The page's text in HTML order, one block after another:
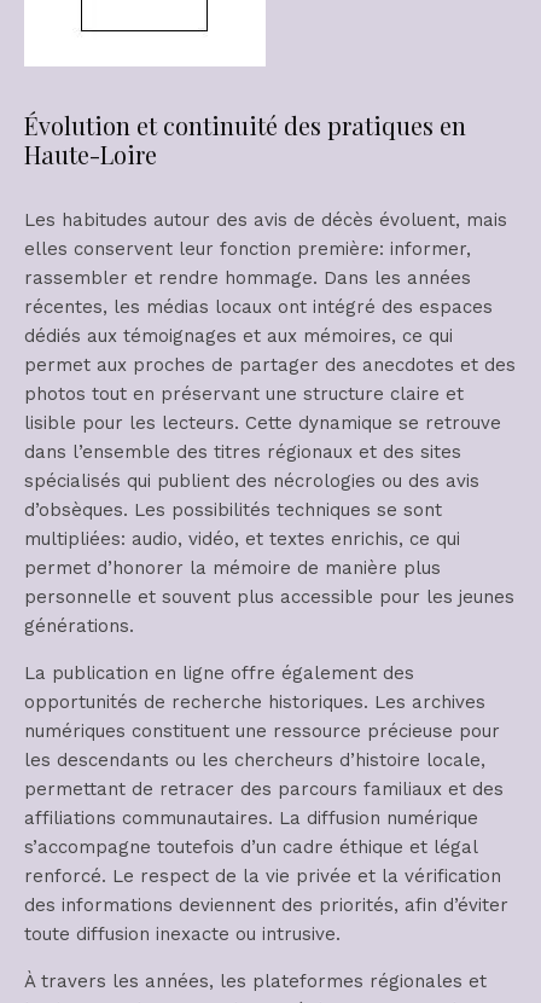
Évolution et continuité des pratiques en
Haute-Loire
Les habitudes autour des avis de décès évoluent, mais
elles conservent leur fonction première: informer,
rassembler et rendre hommage. Dans les années
récentes, les médias locaux ont intégré des espaces
dédiés aux témoignages et aux mémoires, ce qui
permet aux proches de partager des anecdotes et des
photos tout en préservant une structure claire et
lisible pour les lecteurs. Cette dynamique se retrouve
dans l’ensemble des titres régionaux et des sites
spécialisés qui publient des nécrologies ou des avis
d’obsèques. Les possibilités techniques se sont
multipliées: audio, vidéo, et textes enrichis, ce qui
permet d’honorer la mémoire de manière plus
personnelle et souvent plus accessible pour les jeunes
générations.
La publication en ligne offre également des
opportunités de recherche historiques. Les archives
numériques constituent une ressource précieuse pour
les descendants ou les chercheurs d’histoire locale,
permettant de retracer des parcours familiaux et des
affiliations communautaires. La diffusion numérique
s’accompagne toutefois d’un cadre éthique et légal
renforcé. Le respect de la vie privée et la vérification
des informations deviennent des priorités, afin d’éviter
toute diffusion inexacte ou intrusive.
À travers les années, les plateformes régionales et